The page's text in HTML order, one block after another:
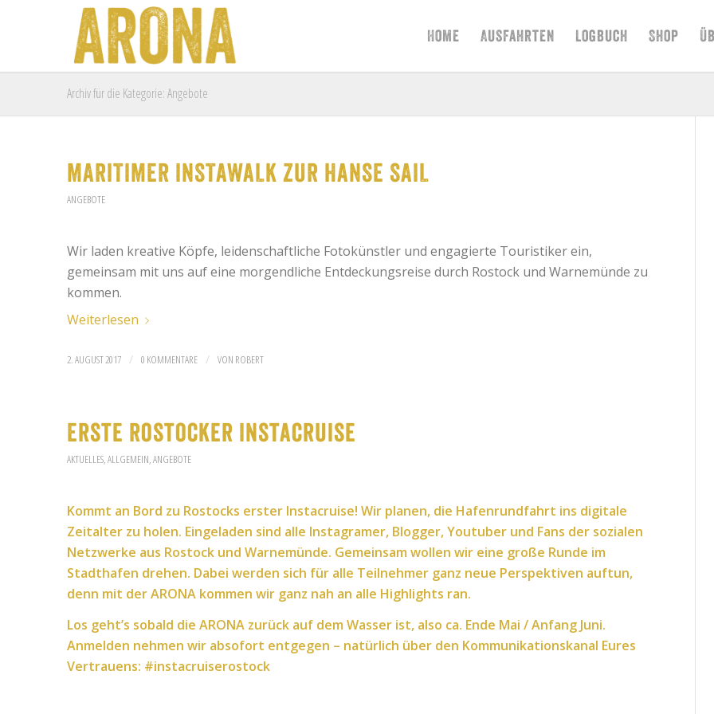
Home Ausfahrten Logbuch Shop
Archiv für die Kategorie: Angebote
MARITIMER INSTAWALK ZUR HANSE SAIL
ANGEBOTE
Wir laden kreative Köpfe, leidenschaftliche Fotokünstler und engagierte Touristiker ein,
gemeinsam mit uns auf eine morgendliche Entdeckungsreise durch Rostock und Warnemünde zu
kommen.
Weiterlesen
2. AUGUST 2017 / 0 KOMMENTARE / VON ROBERT
Erste Rostocker Instacruise
AKTUELLES,ALLGEMEIN,ANGEBOTE
Kommt an Bord zu Rostocks erster Instacruise! Wir planen, die Hafenrundfahrt ins digitale
Zeitalter zu holen. Eingeladen sind alle Instagramer, Blogger, Youtuber und Fans der sozialen
Netzwerke aus Rostock und Warnemünde. Gemeinsam wollen wir eine große Runde im
Stadthafen drehen. Dabei werden sich für alle Teilnehmer ganz neue Perspektiven auftun,
denn mit der ARONA kommen wir ganz nah an alle Highlights ran.
Los geht’s sobald die ARONA zurück auf dem Wasser ist, also ca. Ende Mai / Anfang Juni.
Anmelden nehmen wir absofort entgegen – natürlich über den Kommunikationskanal Eures
Vertrauens: #instacruiserostock